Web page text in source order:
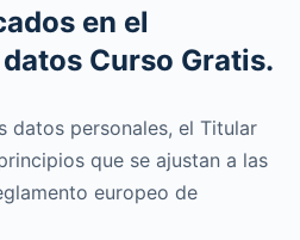
en el
Curso Gratis.
datos personales, el Titular
que se ajustan a las
europeo de